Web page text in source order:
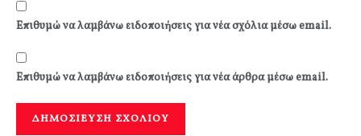
Επιθυμώ να λαμβάνω ειδοποιήσεις για νέα σχόλια μέσω email.
Επιθυμώ να λαμβάνω ειδοποιήσεις για νέα άρθρα μέσω email.